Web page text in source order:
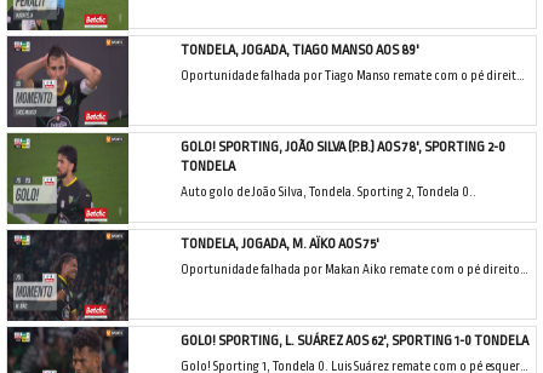
TONDELA, JOGADA, TIAGO MANSO AOS 89'
Oportunidade falhada por Tiago Manso remate com o pé direito no coração da área. Assistência de Joe Hodge com um cruzamento para a área.
GOLO! SPORTING, JOÃO SILVA (P.B.) AOS 78', SPORTING 2-0
TONDELA
Auto golo de João Silva, Tondela. Sporting 2, Tondela 0..
TONDELA, JOGADA, M. AÏKO AOS 75'
Oportunidade falhada por Makan Aiko remate com o pé direito de fora da área de livre directo.
GOLO! SPORTING, L. SUÁREZ AOS 62', SPORTING 1-0 TONDELA
Golo! Sporting 1, Tondela 0. Luis Suárez remate com o pé esquerdo do lado direito da área.